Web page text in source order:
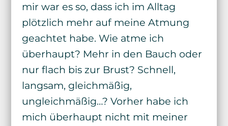
mir war es so, dass ich im Alltag
plötzlich mehr auf meine Atmung
geachtet habe. Wie atme ich
überhaupt? Mehr in den Bauch oder
nur flach bis zur Brust? Schnell,
langsam, gleichmäßig,
ungleichmäßig…? Vorher habe ich
mich überhaupt nicht mit meiner